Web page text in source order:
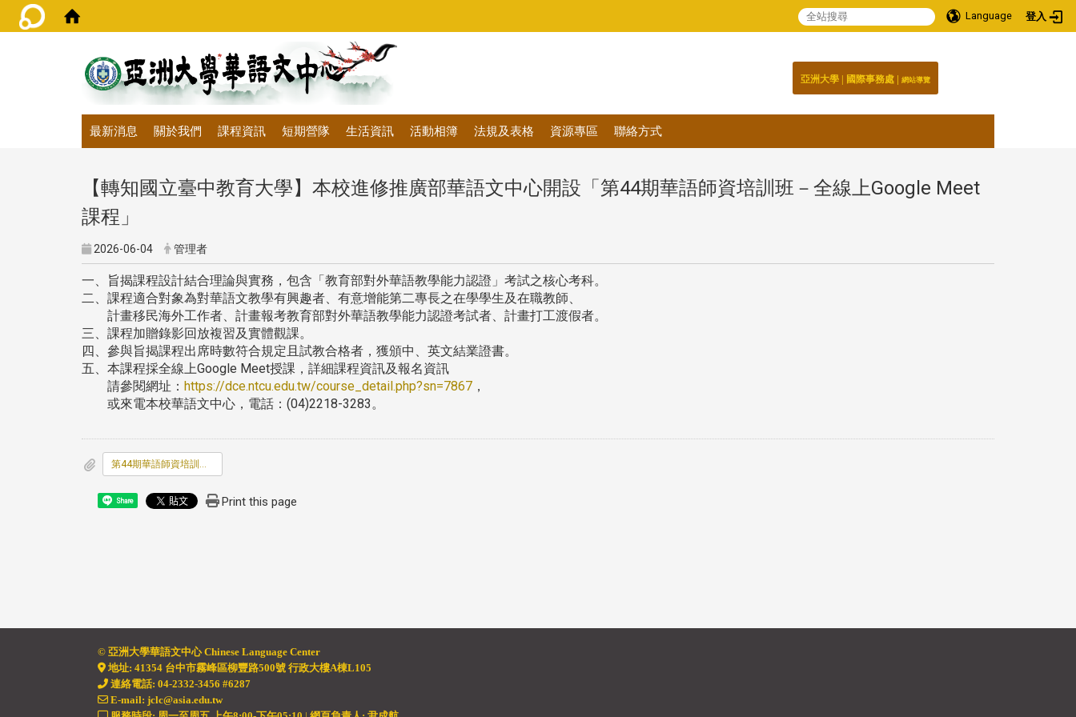
Language 登入
:::
亞洲大學 國際事務處 | 網站導覽
最新消息 關於我們 課程資訊 短期營隊 生活資訊 活動相簿 法規及表格 資源專區 聯絡方式
【轉知國立臺中教育大學】本校進修推廣部華語文中心開設「第44期華語師資培訓班－全線上Google Meet
課程」
2026-06-04 管理者
一、旨揭課程設計結合理論與實務，包含「教育部對外華語教學能力認證」考試之核心考科。
二、課程適合對象為對華語文教學有興趣者、有意增能第二專長之在學學生及在職教師、
計畫移民海外工作者、計畫報考教育部對外華語教學能力認證考試者、計畫打工渡假者。
三、課程加贈錄影回放複習及實體觀課。
四、參與旨揭課程出席時數符合規定且試教合格者，獲頒中、英文結業證書。
五、本課程採全線上Google Meet授課，詳細課程資訊及報名資訊
請參閱網址： https://dce.ntcu.edu.tw/course_detail.php?sn=7867 ，
或來電本校華語文中心，電話：(04)2218-3283。
第44期華語師資培訓班_全線上Google_Meet課程.jpg
Share Print this page
© 亞洲大學華語文中心 Chinese Language Center
地址: 41354 台中市霧峰區柳豐路500號 行政大樓A棟L105
連絡電話: 04-2332-3456 #6287
E-mail: jclc@asia.edu.tw